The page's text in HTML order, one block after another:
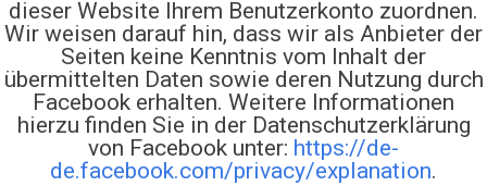
dieser Website Ihrem Benutzerkonto zuordnen.
Wir weisen darauf hin, dass wir als Anbieter der
Seiten keine Kenntnis vom Inhalt der
übermittelten Daten sowie deren Nutzung durch
Facebook erhalten. Weitere Informationen
hierzu finden Sie in der Datenschutzerklärung
von Facebook unter: https://de-
de.facebook.com/privacy/explanation.